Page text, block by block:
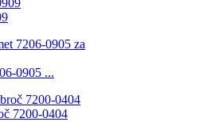
0905 ...
7200-0404